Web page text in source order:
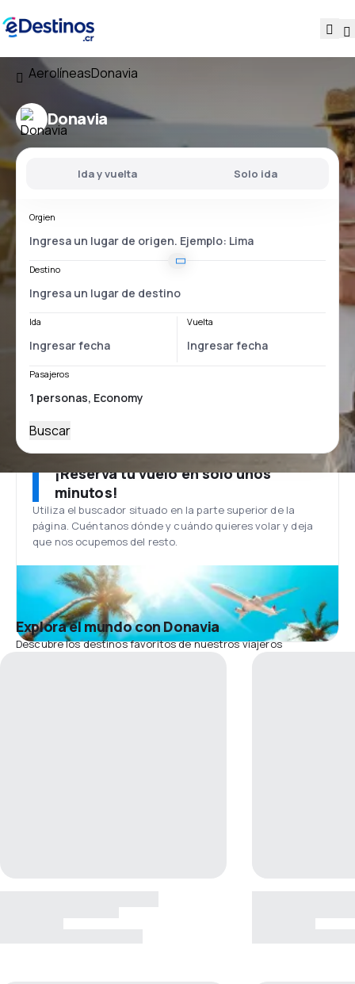
AerolíneasDonavia
Donavia
Ida y vuelta Solo ida
Orgien
Destino
Ida Vuelta
Pasajeros
Buscar
¡Reserva tu vuelo en solo unos
minutos!
Utiliza el buscador situado en la parte superior de la
página. Cuéntanos dónde y cuándo quieres volar y deja
que nos ocupemos del resto.
Explora el mundo con Donavia
Descubre los destinos favoritos de nuestros viajeros